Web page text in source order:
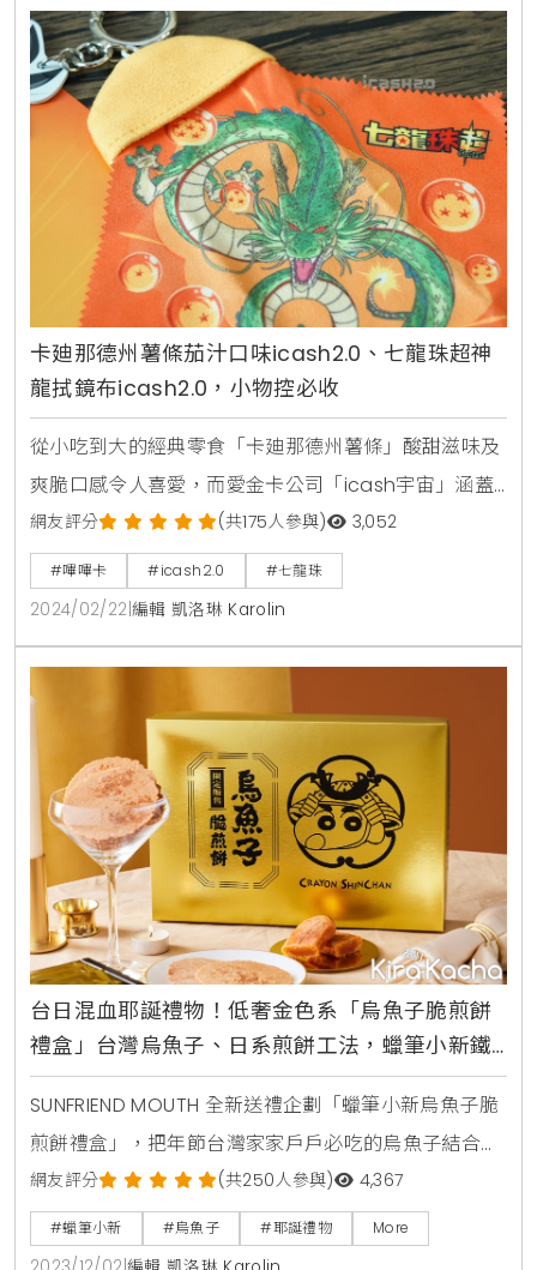
藏。這次愛金卡公司首次與藝人合作發行icash2.0卡
款，特別攜手女神林襄合作推出「林襄卡哇伊單曲ic
卡廸那德州薯條茄汁口味icash2.0、七龍珠超神
龍拭鏡布icash2.0，小物控必收
從小吃到大的經典零食「卡廸那德州薯條」酸甜滋味及
爽脆口感令人喜愛，而愛金卡公司「icash宇宙」涵蓋
飲料、餅乾、泡麵等日常零食，這次再度瞄準這款經典
美味，合作推出「卡廸那德州薯條茄汁口味
icash2.0」，等比例縮小的外包裝設計袖珍可愛，包裝
內更加入擬真顆粒，搖動起來發出沙沙聲，就像真的有
餅乾在裡面一樣真實。而包裝旁特別附上一根擬真餅乾
吊飾，標準德州薯條直條中空外型，表面如真實餅乾般
不規則，更模擬
網友評分 (共175人參與) 3,052
#嗶嗶卡 #icash2.0 #七龍珠
2024/02/22 編輯 凱洛琳 Karolin
台日混血耶誕禮物！低奢金色系「烏魚子脆煎餅
禮盒」台灣烏魚子、日系煎餅工法，蠟筆小新鐵
粉不能錯過
SUNFRIEND MOUTH 全新送禮企劃「蠟筆小新烏魚子脆
煎餅禮盒」，把年節台灣家家戶戶必吃的烏魚子結合日
式煎餅，將過多道工序處理在地食材，片片保留鮮味及
脆度。禮盒包裝選用喜氣而不落俗的奢華全金色系，結
合武士造型蠟筆小新，每個精緻禮盒有烏魚子脆煎餅10
網友評分 (共250人參與) 4,367
#蠟筆小新 #烏魚子 #耶誕禮物 More